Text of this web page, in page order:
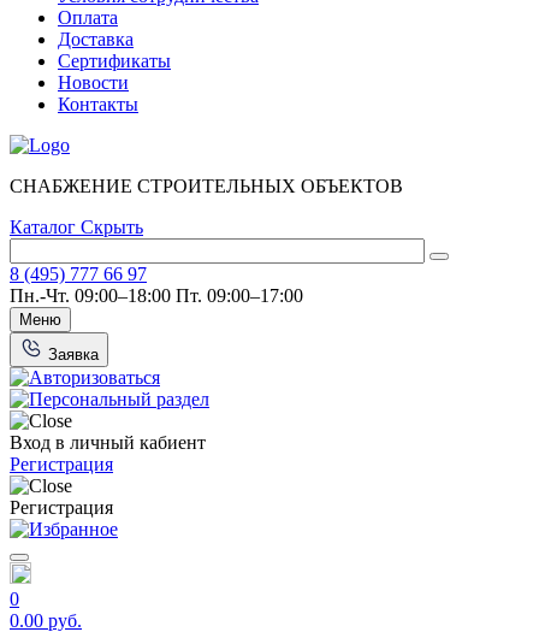
Оплата
Доставка
Сертификаты
Новости
Контакты
СНАБЖЕНИЕ СТРОИТЕЛЬНЫХ ОБЪЕКТОВ
Каталог Скрыть
8 (495) 777 66 97
Пн.-Чт. 09:00–18:00 Пт. 09:00–17:00
Меню
Заявка
Вход в личный кабиент
Регистрация
Регистрация
0
0.00 руб.